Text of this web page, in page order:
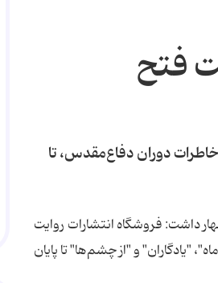
فتح
خاطرات دوران دفاع‌مقدس، تا
داشت: فروشگاه انتشارات روايت
"يادگاران" و "از چشم‌ها" تا پايان